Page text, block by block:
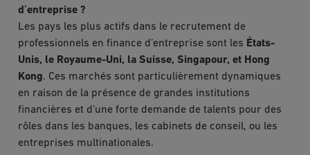
d’entreprise ?
Les pays les plus actifs dans le recrutement de
professionnels en finance d’entreprise sont les États-
Unis, le Royaume-Uni, la Suisse, Singapour, et Hong
Kong. Ces marchés sont particulièrement dynamiques
en raison de la présence de grandes institutions
financières et d'une forte demande de talents pour des
rôles dans les banques, les cabinets de conseil, ou les
entreprises multinationales.